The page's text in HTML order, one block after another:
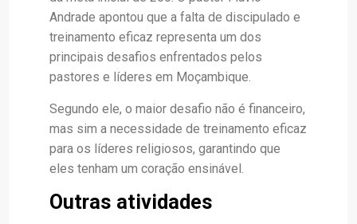
Andrade apontou que a falta de discipulado e
treinamento eficaz representa um dos
principais desafios enfrentados pelos
pastores e líderes em Moçambique.
Segundo ele, o maior desafio não é financeiro,
mas sim a necessidade de treinamento eficaz
para os líderes religiosos, garantindo que
eles tenham um coração ensinável.
Outras atividades